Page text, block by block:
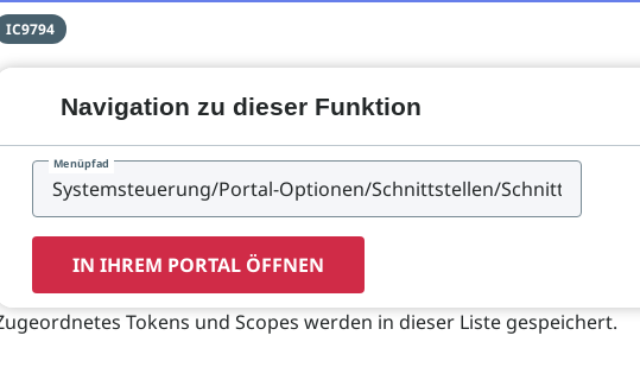
IC9794
Navigation zu dieser Funktion
Menüpfad
IN IHREM PORTAL ÖFFNEN
Tokens und Scopes werden in dieser Liste gespeichert.